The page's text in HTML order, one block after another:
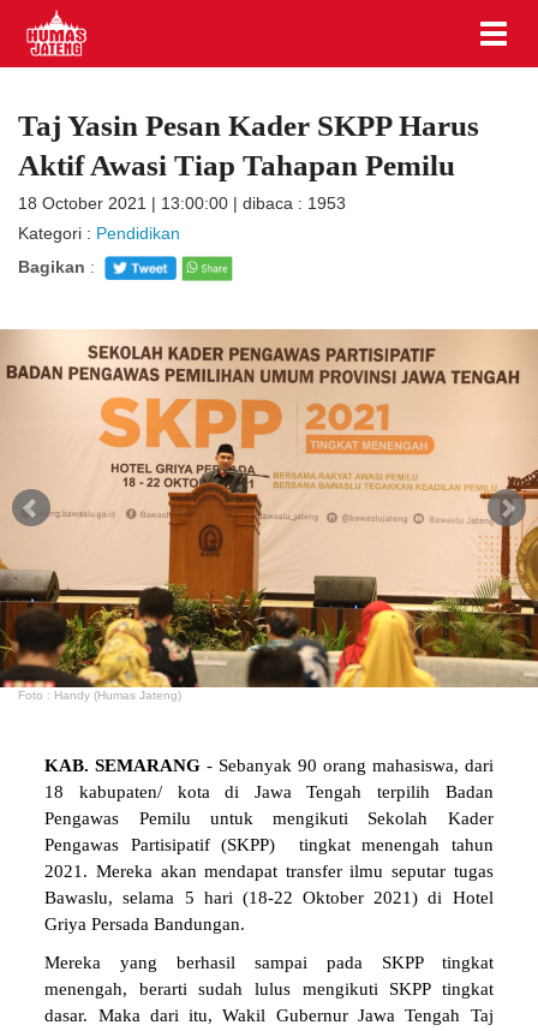
Taj Yasin Pesan Kader SKPP Harus
Aktif Awasi Tiap Tahapan Pemilu
18 October 2021 | 13:00:00 | dibaca : 1953
Kategori : Pendidikan
Bagikan :
Foto : Handy (Humas Jateng)
KAB. SEMARANG- Sebanyak 90 orang mahasiswa, dari
18 kabupaten/ kota di Jawa Tengah terpilih Badan
Pengawas Pemilu untuk mengikuti Sekolah Kader
Pengawas Partisipatif (SKPP) tingkat menengah tahun
2021. Mereka akan mendapat transfer ilmu seputar tugas
Bawaslu, selama 5 hari (18-22 Oktober 2021) di Hotel
Griya Persada Bandungan.
Mereka yang berhasil sampai pada SKPP tingkat
menengah, berarti sudah lulus mengikuti SKPP tingkat
dasar. Maka dari itu, Wakil Gubernur Jawa Tengah Taj